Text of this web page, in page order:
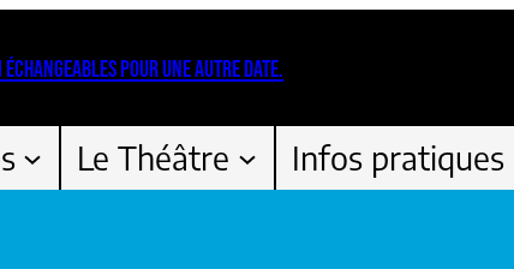
POUR UNE AUTRE DATE.
Le Théâtre Infos pratiques